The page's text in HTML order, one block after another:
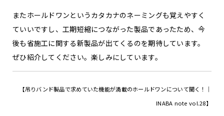
またホールドワンというカタカナのネーミングも覚えやすく
ていいですし、工期短縮につながった製品であったため、今
後も省施工に関する新製品が出てくるのを期待しています。
ぜひ紹介してください。楽しみにしています。
【吊りバンド製品で求めていた機能が満載のホールドワンについて聞く！｜
INABA note vol.28】